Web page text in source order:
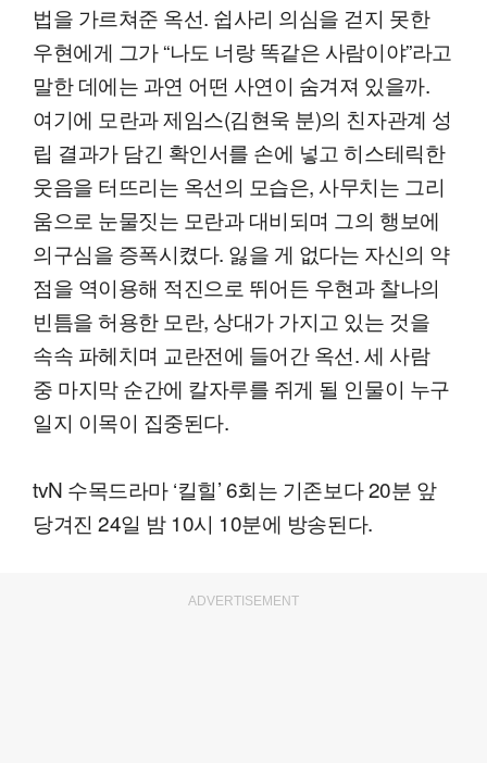
법을 가르쳐준 옥선. 쉽사리 의심을 걷지 못한
우현에게 그가 “나도 너랑 똑같은 사람이야”라고
말한 데에는 과연 어떤 사연이 숨겨져 있을까.
여기에 모란과 제임스(김현욱 분)의 친자관계 성
립 결과가 담긴 확인서를 손에 넣고 히스테릭한
웃음을 터뜨리는 옥선의 모습은, 사무치는 그리
움으로 눈물짓는 모란과 대비되며 그의 행보에
의구심을 증폭시켰다. 잃을 게 없다는 자신의 약
점을 역이용해 적진으로 뛰어든 우현과 찰나의
빈틈을 허용한 모란, 상대가 가지고 있는 것을
속속 파헤치며 교란전에 들어간 옥선. 세 사람
중 마지막 순간에 칼자루를 쥐게 될 인물이 누구
일지 이목이 집중된다.
tvN 수목드라마 ‘킬힐’ 6회는 기존보다 20분 앞
당겨진 24일 밤 10시 10분에 방송된다.
ADVERTISEMENT